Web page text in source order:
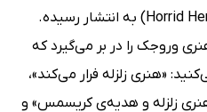
می‌شود (Horrid Henry Gets Rich Quick) به انتشار رسیده.
وروجک را در بر می‌گیرد که
«هنری زلزله فرار می‌کند»،
زلزله و هدیه‌ی کریسمس» و